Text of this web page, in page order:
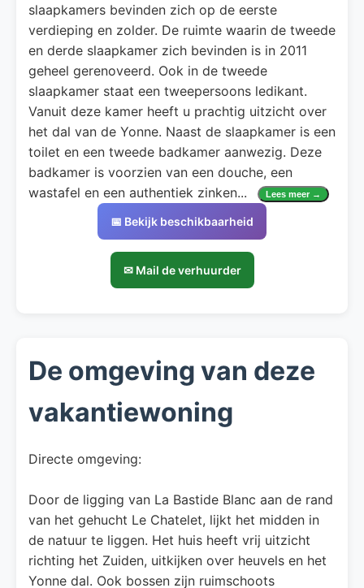
slaapkamers bevinden zich op de eerste
verdieping en zolder. De ruimte waarin de tweede
en derde slaapkamer zich bevinden is in 2011
geheel gerenoveerd. Ook in de tweede
slaapkamer staat een tweepersoons ledikant.
Vanuit deze kamer heeft u prachtig uitzicht over
het dal van de Yonne. Naast de slaapkamer is een
toilet en een tweede badkamer aanwezig. Deze
badkamer is voorzien van een douche, een
wastafel en een authentiek zinken... Lees meer →
📅 Bekijk beschikbaarheid
✉ Mail de verhuurder
De omgeving van deze
vakantiewoning
Directe omgeving:
Door de ligging van La Bastide Blanc aan de rand
van het gehucht Le Chatelet, lijkt het midden in
de natuur te liggen. Het huis heeft vrij uitzicht
richting het Zuiden, uitkijken over heuvels en het
Yonne dal. Ook bossen zijn ruimschoots